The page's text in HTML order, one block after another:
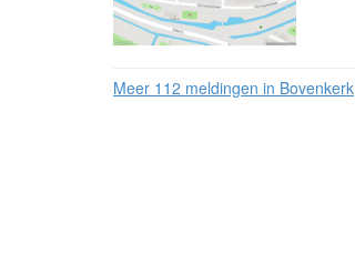
Meer 112 meldingen in Bovenkerk